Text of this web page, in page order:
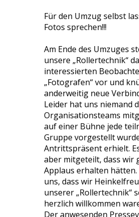
Für den Umzug selbst
Fotos sprechen!!!
Am Ende des Umzuges
unsere „Rollertechnik“
interessierten
„Fotografen“ vor und
anderweitig neue
Leider hat uns niemand
Organisationsteams
auf einer Bühne jede
Gruppe vorgestellt
Antrittspräsent erhielt.
aber mitgeteilt, dass wir
Applaus erhalten hätten.
uns, dass wir
unserer „Rollertechnik“
herzlich willkommen
Der anwesenden